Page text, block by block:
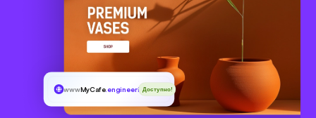
wwwMyCafe.engineeringДоступно!